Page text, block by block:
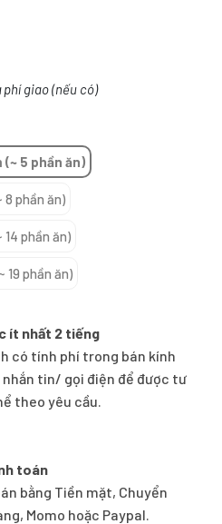
phí giao (nếu có)
5 phần ăn)
8 phần ăn)
phần ăn)
19 phần ăn)
ít nhất 2 tiếng
có tính phí trong bán kính
nhắn tin/ gọi điện để được tư
theo yêu cầu.
toán
bằng Tiền mặt, Chuyển
Momo hoặc Paypal.